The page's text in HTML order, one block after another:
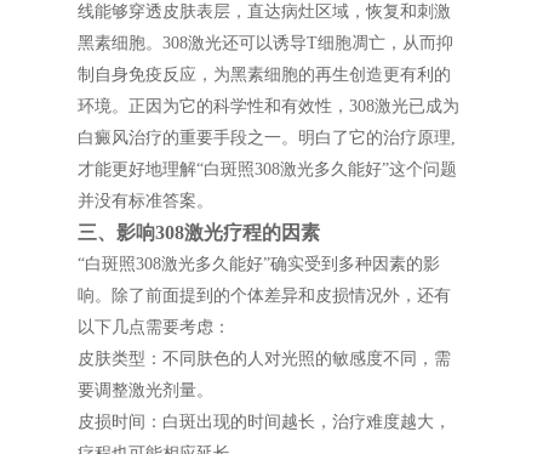
线能够穿透皮肤表层，直达病灶区域，恢复和刺激
黑素细胞。308激光还可以诱导T细胞凋亡，从而抑
制自身免疫反应，为黑素细胞的再生创造更有利的
环境。正因为它的科学性和有效性，308激光已成为
白癜风治疗的重要手段之一。明白了它的治疗原理,
才能更好地理解“白斑照308激光多久能好”这个问题
并没有标准答案。
三、影响308激光疗程的因素
“白斑照308激光多久能好”确实受到多种因素的影
响。除了前面提到的个体差异和皮损情况外，还有
以下几点需要考虑：
皮肤类型：不同肤色的人对光照的敏感度不同，需
要调整激光剂量。
皮损时间：白斑出现的时间越长，治疗难度越大，